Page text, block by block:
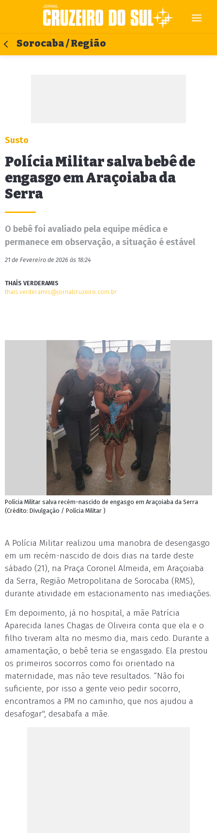
Sorocaba / Região
Susto
Polícia Militar salva bebê de
engasgo em Araçoiaba da
Serra
O bebê foi avaliado pela equipe médica e
permanece em observação, a situação é estável
21 de Fevereiro de 2026 às 18:24
THAÍS VERDERAMIS
thais.verderamis@jornalcruzeiro.com.br
Polícia Militar salva recém-nascido de engasgo em Araçoiaba da Serra
(Crédito: Divulgação / Polícia Militar )
A Polícia Militar realizou uma manobra de desengasgo
em um recém-nascido de dois dias na tarde deste
sábado (21), na Praça Coronel Almeida, em Araçoiaba
da Serra, Região Metropolitana de Sorocaba (RMS),
durante atividade em estacionamento nas imediações.
Em depoimento, já no hospital, a mãe Patrícia
Aparecida Ianes Chagas de Oliveira conta que ela e o
filho tiveram alta no mesmo dia, mais cedo. Durante a
amamentação, o bebê teria se engasgado. Ela prestou
os primeiros socorros como foi orientado na
maternidade, mas não teve resultados. “Não foi
suficiente, por isso a gente veio pedir socorro,
encontramos a PM no caminho, que nos ajudou a
desafogar", desabafa a mãe.